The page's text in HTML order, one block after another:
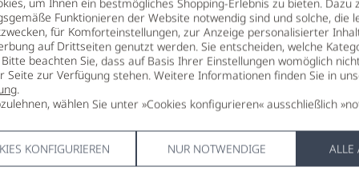
Funktionieren der Website notwendig sind und solche, die
für Komforteinstellungen, zur Anzeige personalisierter
auf Drittseiten genutzt werden. Sie entscheiden, welche
beachten Sie, dass auf Basis Ihrer Einstellungen womöglich
Seite zur Verfügung stehen. Weitere Informationen finden Sie in
.
wählen Sie unter »Cookies konfigurieren« ausschließlich
KONFIGURIEREN NUR NOTWENDIGE ALLE
2030
VERSCHLUSS
unbekannt
LAND
Frankreich